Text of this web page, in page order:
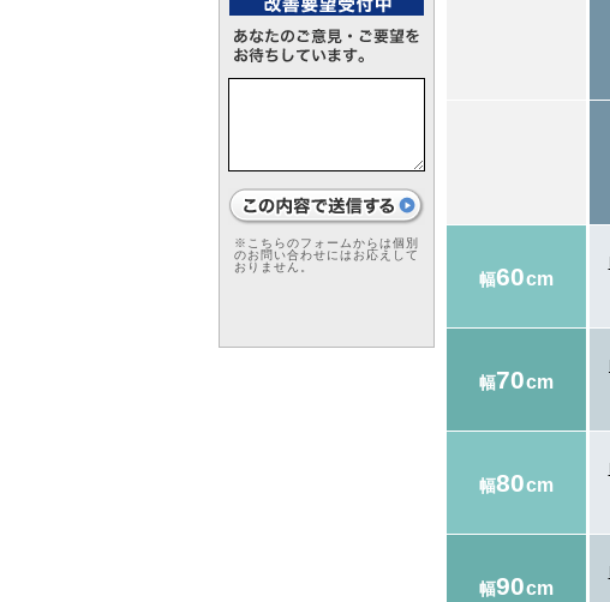
※こちらのフォームからは個別
のお問い合わせにはお応えして
おりません。
幅60cm
幅70cm
幅80cm
幅90cm